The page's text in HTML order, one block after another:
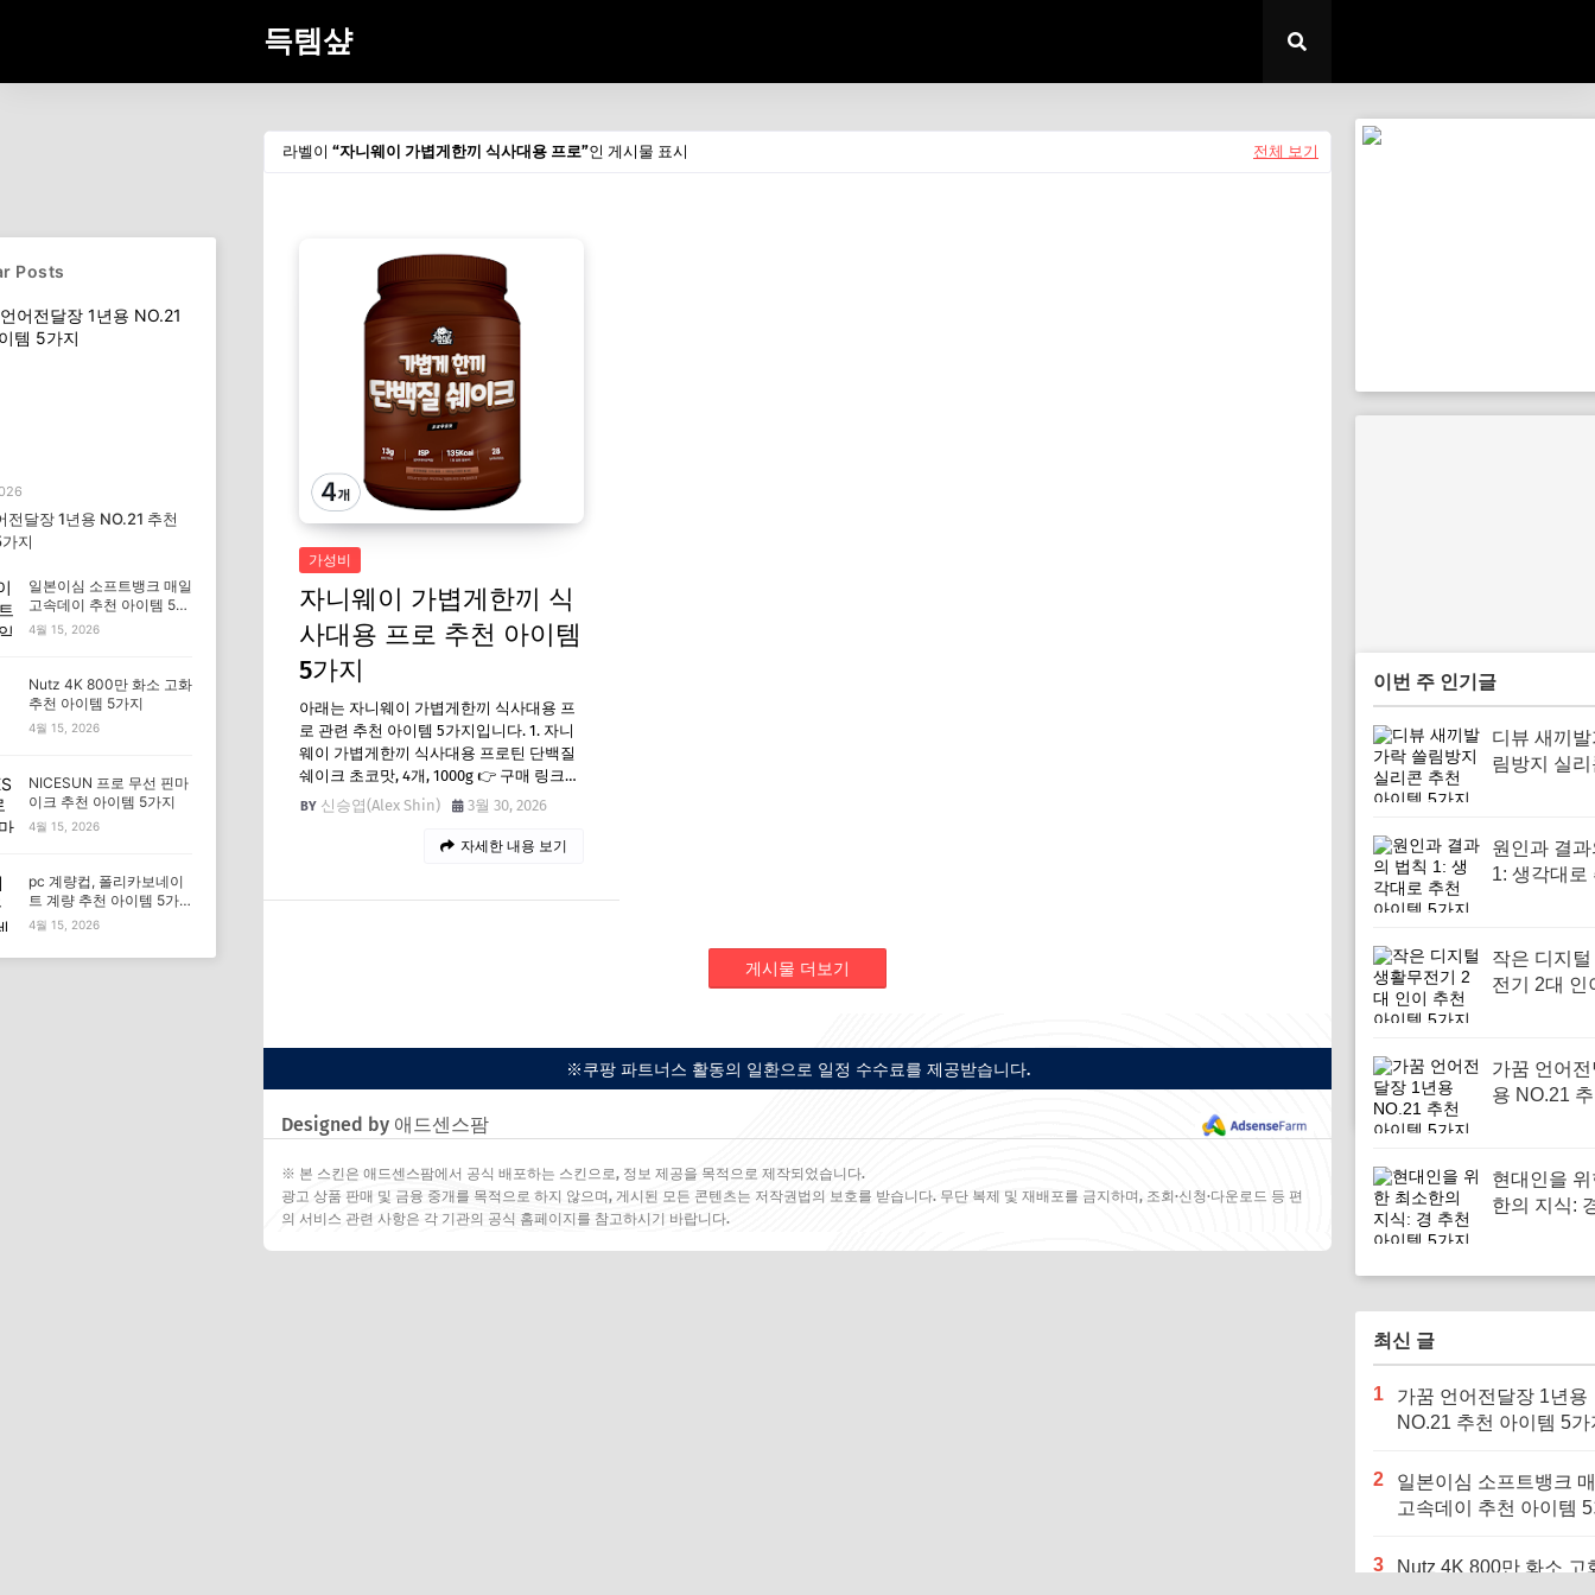
득템샾
라벨이 자니웨이 가볍게한끼 식사대용 프로 인 게시물 표시 전체 보기
가성비
자니웨이 가볍게한끼 식
사대용 프로 추천 아이템
5가지
아래는 자니웨이 가볍게한끼 식사대용 프
로 관련 추천 아이템 5가지입니다. 1. 자니
웨이 가볍게한끼 식사대용 프로틴 단백질
쉐이크 초코맛, 4개, 1000g 👉 구매 링크…
신승엽(Alex Shin)
3월 30, 2026
자세한 내용 보기
게시물 더보기
※쿠팡 파트너스 활동의 일환으로 일정 수수료를 제공받습니다.
Designed by 애드센스팜
※ 본 스킨은 애드센스팜에서 공식 배포하는 스킨으로, 정보 제공을 목적으로 제작되었습니다.
광고 상품 판매 및 금융 중개를 목적으로 하지 않으며, 게시된 모든 콘텐츠는 저작권법의 보호를 받습니다. 무단 복제 및 재배포를 금지하며, 조회·신청·다운로드 등 편
의 서비스 관련 사항은 각 기관의 공식 홈페이지를 참고하시기 바랍니다.
이번 주 인기글
디뷰 새끼
림방지 실
원인과 결
1: 생각대로
작은 디지
전기 2대 인
가꿈 언어
용 NO.21
현대인을
한의 지식:
최신 글
1
가꿈 언어전달장 1년용
NO.21 추천 아이템 5가
2
일본이심 소프트뱅크
고속데이 추천 아이템
3
Nutz 4K 800만 화소 고
Posts
전달장 1년용 NO.21 추천
지
일본이심 소프트뱅크 매일
고속데이 추천 아이템 5가
지
4월 15, 2026
Nutz 4K 800만 화소 고화
추천 아이템 5가지
4월 15, 2026
NICESUN 프로 무선 핀마
이크 추천 아이템 5가지
4월 15, 2026
pc 계량컵, 폴리카보네이
트 계량 추천 아이템 5가
지
4월 15, 2026